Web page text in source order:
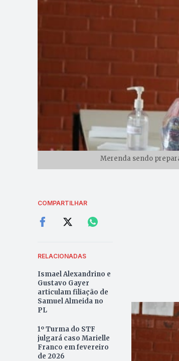
Merenda sendo
COMPARTILHAR
RELACIONADAS
Ismael Alexandrino e
Gustavo Gayer
articulam filiação de
Samuel Almeida no
PL
1º Turma do STF
julgará caso Marielle
Franco em fevereiro
de 2026